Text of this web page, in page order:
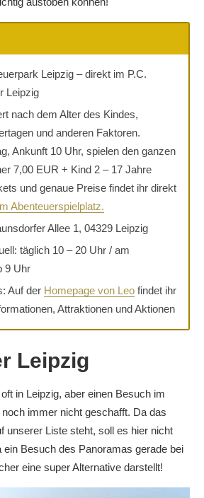
Leipzig – direkt im P.C.
Leipzig
nach dem Alter des Kindes,
und anderen Faktoren.
Ankunft 10 Uhr, spielen den ganzen
7,00 EUR + Kind 2 – 17 Jahre
und genaue Preise findet ihr direkt
Abenteuerspielplatz.
Allee 1, 04329 Leipzig
täglich 10 – 20 Uhr / am
9 Uhr
Auf der Homepage von Leo findet ihr
Attraktionen und Aktionen
Leipzig
in Leipzig, aber einen Besuch im
immer nicht geschafft. Da das
unserer Liste steht, soll es hier nicht
ein Besuch des Panoramas gerade bei
eine super Alternative darstellt!